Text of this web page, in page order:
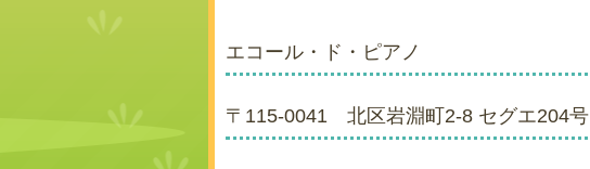
エコール・ド・ピアノ
〒115-0041 北区岩淵町2-8 セグエ204号